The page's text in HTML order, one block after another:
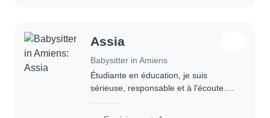
Assia
Babysitter in Amiens
Étudiante en éducation, je suis
sérieuse, responsable et à l'écoute.